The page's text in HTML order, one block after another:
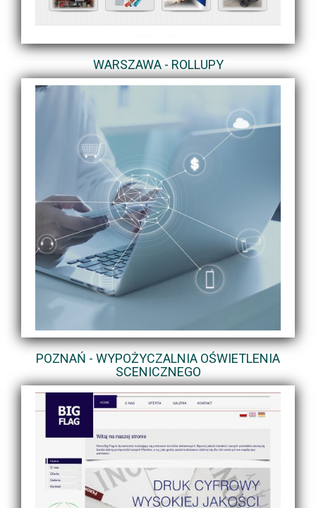
WARSZAWA - ROLLUPY
POZNAŃ - WYPOŻYCZALNIA OŚWIETLENIA
SCENICZNEGO